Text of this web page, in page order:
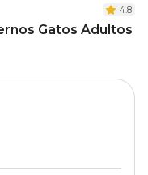
4.8
Gatos Adultos